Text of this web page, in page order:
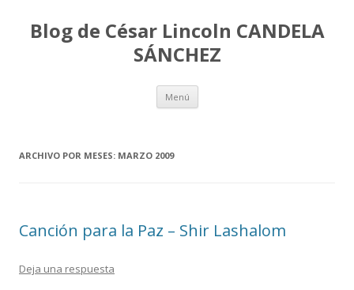
Blog de César Lincoln CANDELA
SÁNCHEZ
Menú Ir
contenido
ARCHIVO POR MESES: MARZO 2009
Canción para la Paz – Shir Lashalom
Deja una respuesta